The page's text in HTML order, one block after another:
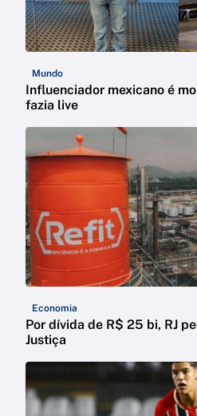
Mundo
Influenciador mexicano é
fazia live
Economia
Por dívida de R$ 25 bi, RJ
Justiça